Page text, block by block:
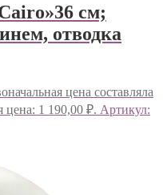
см;
отводка
цена составляла
цена: 1 190,00 ₽. Артикул: